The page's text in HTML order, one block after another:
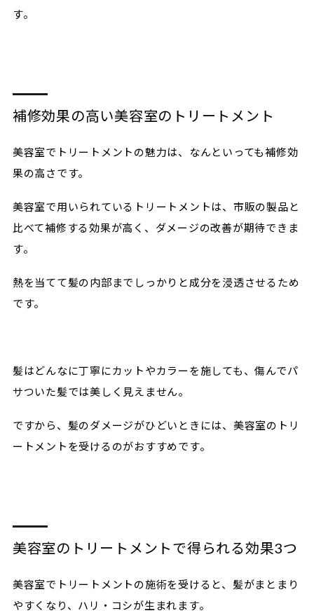
す。
補修効果の高い美容室のトリートメント
美容室でトリートメントの魅力は、なんといっても補修効
果の高さです。
美容室で用いられているトリートメントは、市販の製品と
比べて補修する効果が高く、ダメージの改善が期待できま
す。
熱を当てて髪の内部までしっかりと成分を浸透させるため
です。
髪はどんなに丁寧にカットやカラーを施しても、傷んでパ
サついた髪では美しく見えません。
ですから、髪のダメージがひどいときには、美容室のトリ
ートメントを受けるのがおすすめです。
美容室のトリートメントで得られる効果3つ
美容室でトリートメントの施術を受けると、髪がまとまり
やすくなり、ハリ・コシが生まれます。